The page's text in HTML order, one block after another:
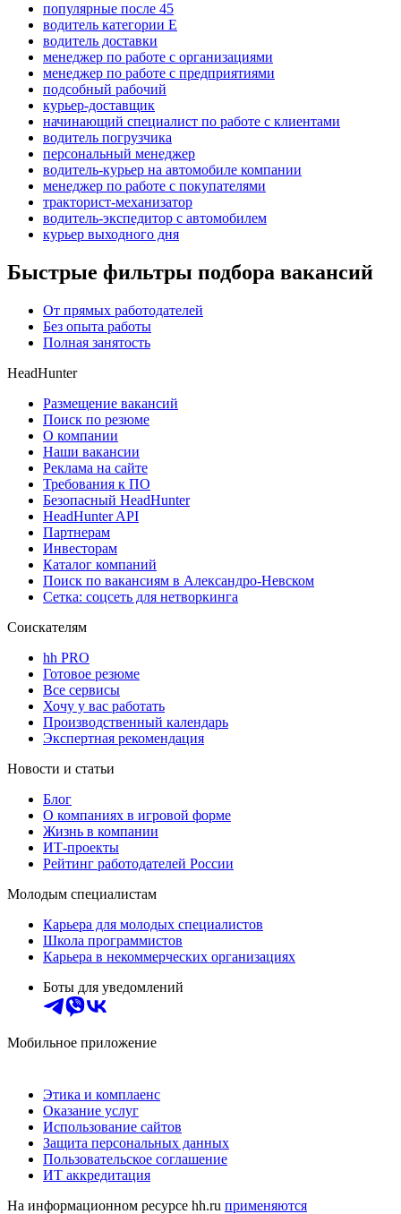
популярные после 45
водитель категории E
водитель доставки
менеджер по работе с организациями
менеджер по работе с предприятиями
подсобный рабочий
курьер-доставщик
начинающий специалист по работе с клиентами
водитель погрузчика
персональный менеджер
водитель-курьер на автомобиле компании
менеджер по работе с покупателями
тракторист-механизатор
водитель-экспедитор с автомобилем
курьер выходного дня
Быстрые фильтры подбора вакансий
От прямых работодателей
Без опыта работы
Полная занятость
HeadHunter
Размещение вакансий
Поиск по резюме
О компании
Наши вакансии
Реклама на сайте
Требования к ПО
Безопасный HeadHunter
HeadHunter API
Партнерам
Инвесторам
Каталог компаний
Поиск по вакансиям в Александро-Невском
Сетка: соцсеть для нетворкинга
Соискателям
hh PRO
Готовое резюме
Все сервисы
Хочу у вас работать
Производственный календарь
Экспертная рекомендация
Новости и статьи
Блог
О компаниях в игровой форме
Жизнь в компании
ИТ-проекты
Рейтинг работодателей России
Молодым специалистам
Карьера для молодых специалистов
Школа программистов
Карьера в некоммерческих организациях
Боты для уведомлений
Мобильное приложение
Этика и комплаенс
Оказание услуг
Использование сайтов
Защита персональных данных
Пользовательское соглашение
ИТ аккредитация
На информационном ресурсе hh.ru применяются